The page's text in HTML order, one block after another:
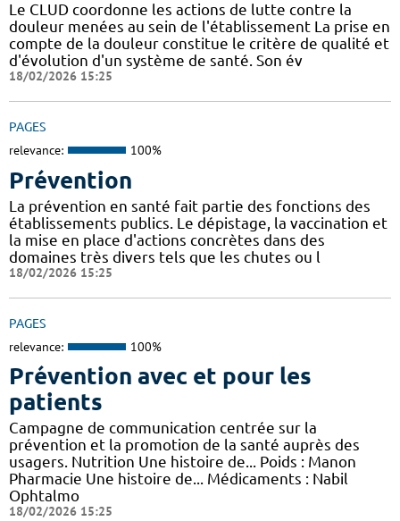
Le CLUD coordonne les actions de lutte contre la
douleur menées au sein de l'établissement La prise en
compte de la douleur constitue le critère de qualité et
d'évolution d'un système de santé. Son év
18/02/2026 15:25
PAGES
relevance: 100%
Prévention
La prévention en santé fait partie des fonctions des
établissements publics. Le dépistage, la vaccination et
la mise en place d'actions concrètes dans des
domaines très divers tels que les chutes ou l
18/02/2026 15:25
PAGES
relevance: 100%
Prévention avec et pour les
patients
Campagne de communication centrée sur la
prévention et la promotion de la santé auprès des
usagers. Nutrition Une histoire de... Poids : Manon
Pharmacie Une histoire de... Médicaments : Nabil
Ophtalmo
18/02/2026 15:25